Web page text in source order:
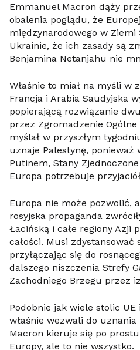
Emmanuel Macron dąży
obalenia poglądu, że
międzynarodowego w
Ukrainie, że ich zasady są
Benjamina Netanjahu nie
Właśnie to miał na myśli w
Francja i Arabia Saudyjska
popierającą rozwiązanie
przez Zgromadzenie Ogólne
myślał w przyszłym
uznaje Palestynę,
Putinem, Stany
Europa potrzebuje
Europa nie może pozwolić,
rosyjska propaganda
Łacińską i całe regiony Azji
całości. Musi zdystansować
przyłączając się do
dalszego niszczenia Strefy
Zachodniego Brzegu przez
Podobnie jak wiele stolic UE
właśnie wezwali do
Macron kieruje się po
Europy, ale to nie wszystko.